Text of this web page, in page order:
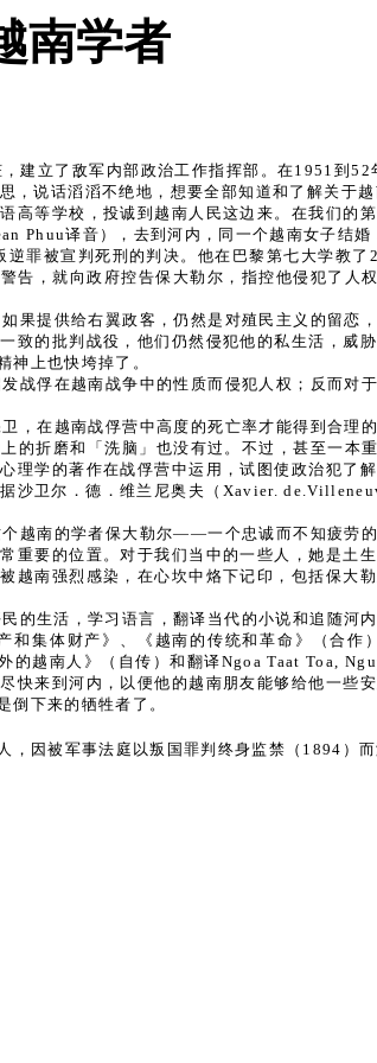
南学者
建立了敌军内部政治工作指挥部。在1951到
说话滔滔不绝地，想要全部知道和了解关于
高等学校，投诚到越南人民这边来。在我们
Phuu译音），去到河内，同一个越南女子结
罪被宣判死刑的判决。他在巴黎第七大学教
告，就向政府控告保大勒尔，指控他侵犯了
果提供给右翼政客，仍然是对殖民主义的留
的批判战役，他们仍然侵犯他的私生活，威
神上也快垮掉了。
战俘在越南战争中的性质而侵犯人权；反而
，在越南战俘营中高度的死亡率才能得到合理
的折磨和「洗脑」也没有过。不过，甚至一
学的著作在战俘营中运用，试图使政治犯了
沙卫尔．德．维兰尼奥夫（Xavier.
越南的学者保大勒尔——一个忠诚而不知疲劳
重要的位置。对于我们当中的一些人，她是
南强烈感染，在心坎中烙下记印，包括保大
的生活，学习语言，翻译当代的小说和追随
集体财产》、《越南的传统和革命》（合
的越南人》（自传）和翻译Ngoa Taat Toa,
快来到河内，以便他的越南朋友能够给他一
倒下来的牺牲者了。
因被军事法庭以叛国罪判终身监禁（1894）